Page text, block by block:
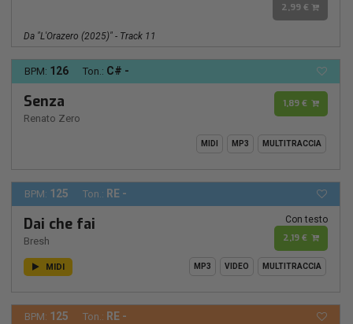
2,99 €
Da "L'Orazero (2025)" - Track 11
BPM: 126 Ton.: C# -
Senza
Renato Zero
1,89 €
MIDI MP3 MULTITRACCIA
BPM: 125 Ton.: RE -
Dai che fai
Bresh
Con testo
2,19 €
MIDI MP3 VIDEO MULTITRACCIA
BPM: 125 Ton.: RE -